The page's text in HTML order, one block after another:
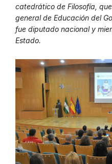
catedrático de Filosofía,
general de Educación del
fue diputado nacional y
Estado.